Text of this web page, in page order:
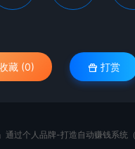
藏 (0) 打赏
通过个人品牌-打造自动赚钱系统